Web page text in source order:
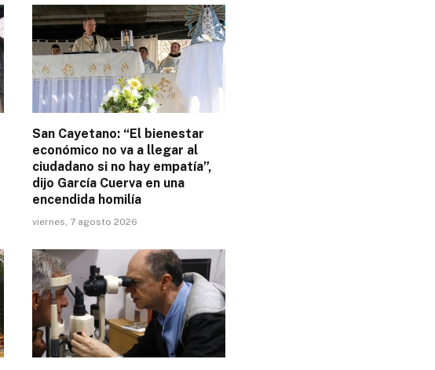
San Cayetano: “El bienestar
económico no va a llegar al
ciudadano si no hay empatía”,
dijo García Cuerva en una
encendida homilía
viernes, 7 agosto 2026